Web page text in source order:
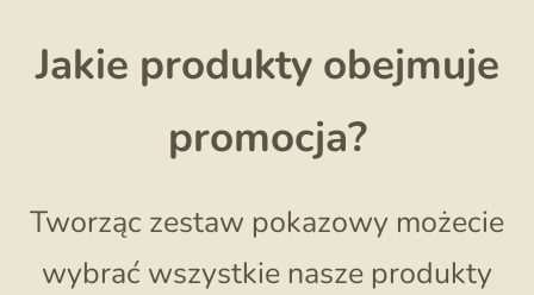
Jakie produkty obejmuje
promocja?
Tworząc zestaw pokazowy możecie
wybrać wszystkie nasze produkty